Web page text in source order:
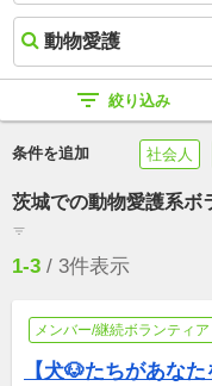
filter_list 絞り込み
条件を追加 社会人
茨城での動物愛護系ボ
filter_list
1-3 / 3件表示
メンバー/継続ボランティア
【犬🐶たちがあな